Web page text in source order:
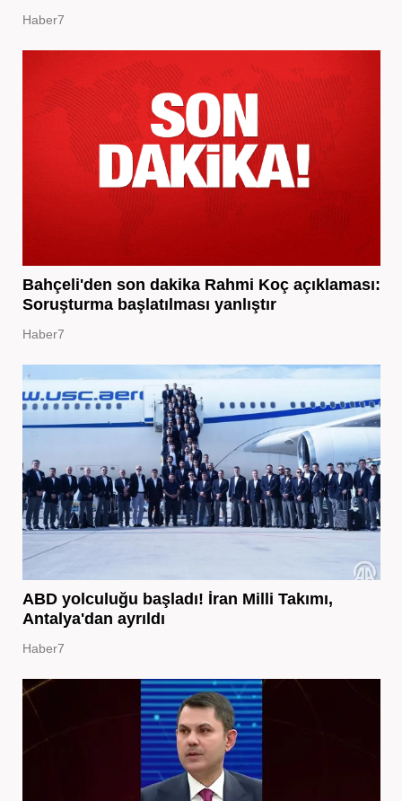
Haber7
Bahçeli'den son dakika Rahmi Koç açıklaması:
Soruşturma başlatılması yanlıştır
Haber7
ABD yolculuğu başladı! İran Milli Takımı,
Antalya'dan ayrıldı
Haber7